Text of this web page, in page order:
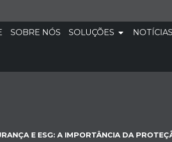
SOBRE NÓS SOLUÇÕES NOTÍCIAS
E ESG: A IMPORTÂNCIA DA